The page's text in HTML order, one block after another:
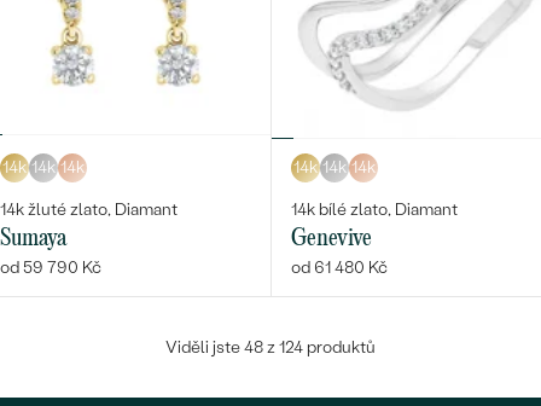
14k 14k 14k
14k žluté zlato, Diamant
Sumaya
od 59 790 Kč
14k 14k 14k
14k bílé zlato, Diamant
Genevive
od 61 480 Kč
Viděli jste 48 z 124 produktů